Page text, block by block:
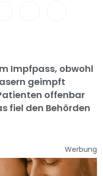
Impfpass, obwohl
geimpft
offenbar
fiel den Behörden
Werbung